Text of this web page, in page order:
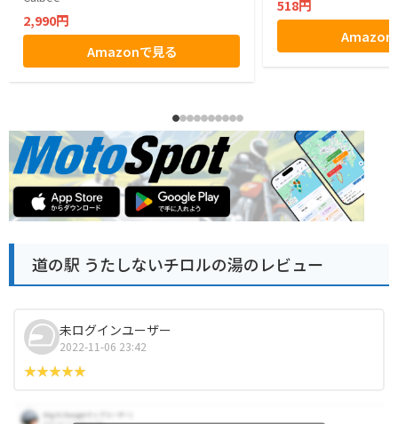
2,990円
Amazonで見る
518円
Amazon
道の駅 うたしないチロルの湯のレビュー
未ログインユーザー
2022-11-06 23:42